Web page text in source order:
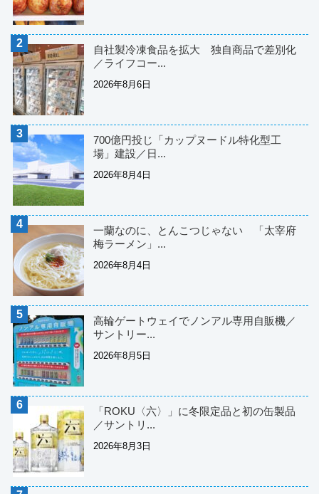
自社製冷凍食品を拡大 独自商品で差別化
／ライフコー...
2026年8月6日
700億円投じ「カップヌードル特化型工
場」建設／日...
2026年8月4日
一蘭なのに、とんこつじゃない 「太宰府
梅ラーメン」...
2026年8月4日
高輪ゲートウェイでノンアル専用自販機／
サントリー...
2026年8月5日
「ROKU〈六〉」に冬限定品と初の缶製品
／サントリ...
2026年8月3日